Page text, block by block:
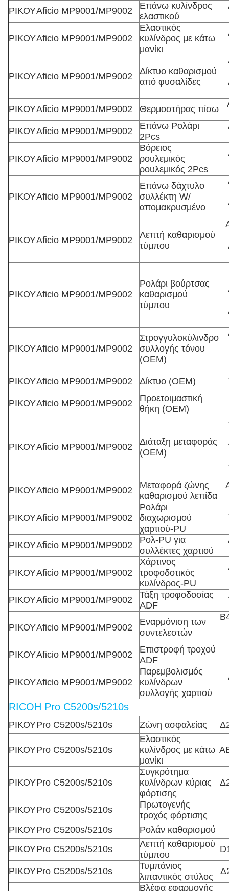
ΡΙΚΟΥAficio MP9001/MP9002
Επάνω κυλίνδρος
ελαστικού
ΡΙΚΟΥAficio MP9001/MP9002
Ελαστικός
κυλίνδρος με κάτω
μανίκι
ΡΙΚΟΥAficio MP9001/MP9002
Δίκτυο καθαρισμού
από φυσαλίδες
ΡΙΚΟΥAficio MP9001/MP9002 Θερμοστήρας πίσω
ΡΙΚΟΥAficio MP9001/MP9002
Επάνω Ρολάρι
2Pcs
ΡΙΚΟΥAficio MP9001/MP9002
Βόρειος
ρουλεμικός
ρουλεμικός 2Pcs
ΡΙΚΟΥAficio MP9001/MP9002
Επάνω δάχτυλο
συλλέκτη W/
απομακρυσμένο
ΡΙΚΟΥAficio MP9001/MP9002
Λεπτή καθαρισμού
τύμπου
ΡΙΚΟΥAficio MP9001/MP9002
Ρολάρι βούρτσας
καθαρισμού
τύμπου
ΡΙΚΟΥAficio MP9001/MP9002
Στρογγυλοκύλινδρο
συλλογής τόνου
(OEM)
ΡΙΚΟΥAficio MP9001/MP9002 Δίκτυο (OEM)
ΡΙΚΟΥAficio MP9001/MP9002
Προετοιμαστική
θήκη (OEM)
ΡΙΚΟΥAficio MP9001/MP9002
Διάταξη μεταφοράς
(OEM)
ΡΙΚΟΥAficio MP9001/MP9002
Μεταφορά ζώνης
καθαρισμού λεπίδα
ΡΙΚΟΥAficio MP9001/MP9002
Ρολάρι
διαχωρισμού
χαρτιού-PU
ΡΙΚΟΥAficio MP9001/MP9002
Ρολ-PU για
συλλέκτες χαρτιού
ΡΙΚΟΥAficio MP9001/MP9002
Χάρτινος
τροφοδοτικός
κυλίνδρος-PU
ΡΙΚΟΥAficio MP9001/MP9002
Τάξη τροφοδοσίας
ADF
ΡΙΚΟΥAficio MP9001/MP9002
Εναρμόνιση των
συντελεστών
ΡΙΚΟΥAficio MP9001/MP9002
Επιστροφή τροχού
ADF
ΡΙΚΟΥAficio MP9001/MP9002
Παρεμβολισμός
κυλίνδρων
συλλογής χαρτιού
RICOH Pro C5200s/5210s
ΡΙΚΟΥPro C5200s/5210s Ζώνη ασφαλείας
ΡΙΚΟΥPro C5200s/5210s
Ελαστικός
κυλίνδρος με κάτω
μανίκι
ΡΙΚΟΥPro C5200s/5210s
Συγκρότημα
κυλίνδρων κύριας
φόρτισης
ΡΙΚΟΥPro C5200s/5210s
Πρωτογενής
τροχός φόρτισης
ΡΙΚΟΥPro C5200s/5210s
Ρολάν καθαρισμού
ΡΙΚΟΥPro C5200s/5210s
Λεπτή καθαρισμού
τύμπου
ΡΙΚΟΥPro C5200s/5210s
Τυμπάνιος
λιπαντικός στύλος
Βλέφα εφαρμογής